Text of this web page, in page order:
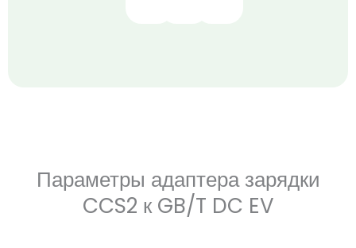
Параметры адаптера зарядки
CCS2 к GB/T DC EV